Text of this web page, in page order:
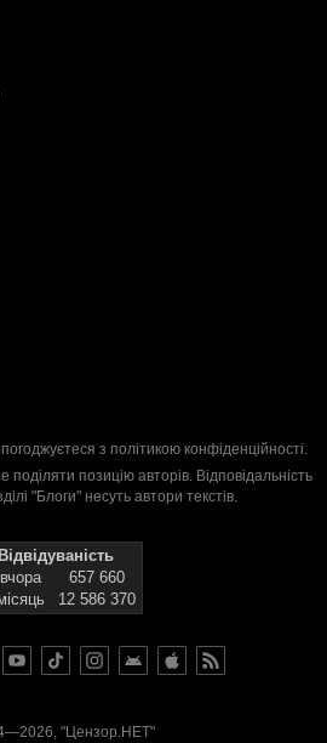
з політикою конфіденційності.
позицію авторів. Відповідальність
"Блоги" несуть автори текстів.
Відвідуваність
657 660
12 586 370
"Цензор.НЕТ"